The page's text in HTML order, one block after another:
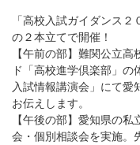
「高校入試ガイダンス２
の２本立てで開催！
【午前の部】難関公立
ド「高校進学倶楽部」
入試情報講演会」にて愛
お伝えします。
【午後の部】愛知県の
会・個別相談会を実施。